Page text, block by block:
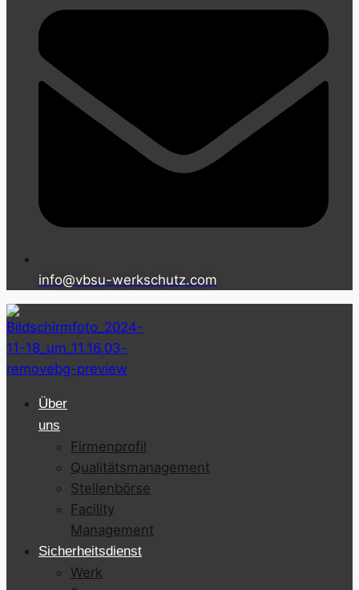
info@vbsu-werkschutz.com
Über
uns
Firmenprofil
Qualitätsmanagement
Stellenbörse
Facility
Management
Sicherheitsdienst
Werk